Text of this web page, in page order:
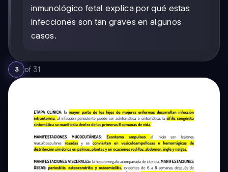
inmunológico fetal explica por qué estas
infecciones son tan graves en algunos
casos.
3 of 31